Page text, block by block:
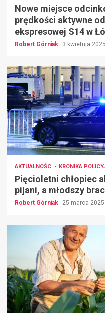
Nowe miejsce
prędkości aktywne
ekspresowej S14 w
Robert Górniak 3 kwietnia 2025
AKTUALNOŚCI KRONIKA
Pięcioletni chłopiec
pijani, a młodszy
Robert Górniak 25 marca 2025